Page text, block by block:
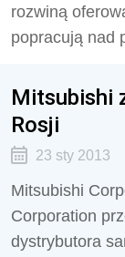
rozwiną
popracują nad
Mitsubishi
Rosji
23 sty 2013
Mitsubishi
Corporation
dystrybutora